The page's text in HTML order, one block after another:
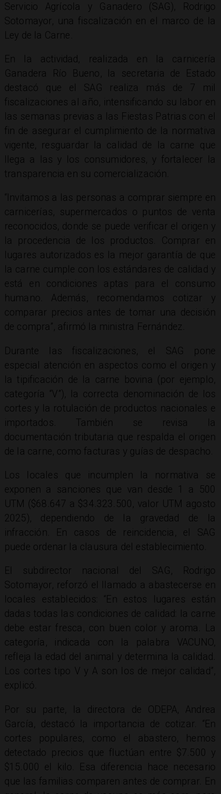
Servicio Agrícola y Ganadero (SAG), Rodrigo
Sotomayor, una fiscalización en el marco de la
Ley de la Carne.
En la actividad, realizada en la carnicería
Ganadera Río Bueno, la secretaria de Estado
destacó que el SAG realiza más de 7 mil
fiscalizaciones al año, intensificando su labor en
las semanas previas a las Fiestas Patrias con el
fin de asegurar el cumplimiento de la normativa
vigente, resguardar la calidad de la carne que
llega a las y los consumidores, y fortalecer la
transparencia en su comercialización.
“Invitamos a las personas a comprar siempre en
carnicerías, supermercados o puntos de venta
reconocidos, donde se puede verificar el origen y
la procedencia de los productos. Comprar en
lugares autorizados es la mejor garantía de que
la carne cumple con los estándares de calidad y
está en condiciones aptas para el consumo
humano. Además, recomendamos cotizar y
comparar precios antes de tomar una decisión
de compra”, afirmó la ministra Fernández.
Durante las fiscalizaciones, el SAG pone
especial atención en aspectos como el origen y
la tipificación de la carne bovina (por ejemplo,
categoría “V”), la correcta denominación de los
cortes y la rotulación de productos nacionales e
importados. También se revisa la
documentación tributaria que respalda el origen
de la carne, como facturas y guías de despacho.
Los locales que incumplen la normativa se
exponen a sanciones que van desde 1 a 500
UTM ($68.647 a $34.323.500, valor UTM agosto
2025), dependiendo de la gravedad de la
infracción. En casos de reincidencia, el SAG
puede ordenar la clausura del establecimiento.
El subdirector nacional del SAG, Rodrigo
Sotomayor, reforzó el llamado a abastecerse en
locales establecidos: “En estos lugares están
dadas todas las condiciones de calidad: la carne
debe estar fresca, con buen color y aroma. La
categoría, indicada con la palabra VACUNO,
refleja la edad del animal y determina la calidad.
Los cortes tipo V y A son los de mejor calidad”,
explicó.
Por su parte, la directora de ODEPA, Andrea
García, destacó la importancia de cotizar. “En
cortes populares, como el abastero, hemos
detectado precios que fluctúan entre $7.500 y
$15.000 el kilo. Esa diferencia hace necesario
que las familias comparen antes de comprar. En